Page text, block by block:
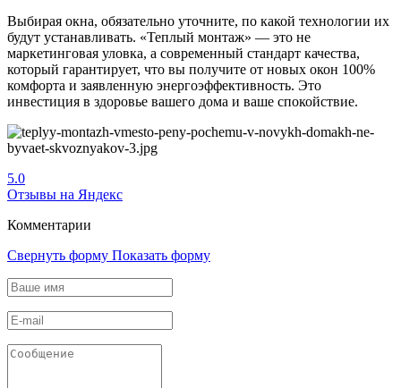
Выбирая окна, обязательно уточните, по какой технологии их
будут устанавливать. «Теплый монтаж» — это не
маркетинговая уловка, а современный стандарт качества,
который гарантирует, что вы получите от новых окон 100%
комфорта и заявленную энергоэффективность. Это
инвестиция в здоровье вашего дома и ваше спокойствие.
5.0
Отзывы на Яндекс
Комментарии
Свернуть форму Показать форму